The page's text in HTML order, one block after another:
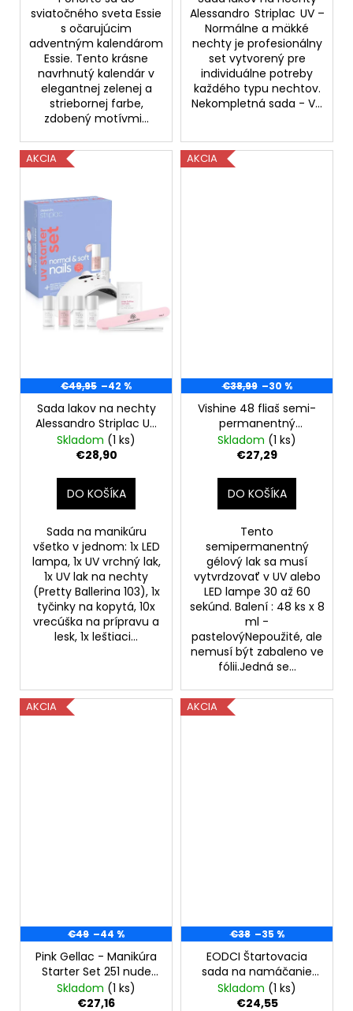
sviatočného sveta Essie
s očarujúcim
adventným kalendárom
Essie. Tento krásne
navrhnutý kalendár v
elegantnej zelenej a
striebornej farbe,
zdobený motívmi...
Alessandro Striplac UV –
Normálne a mäkké
nechty je profesionálny
set vytvorený pre
individuálne potreby
každého typu nechtov.
Nekompletná sada - V...
AKCIA
€49,95 –42 %
Sada lakov na nechty
Alessandro Striplac UV
– Normálne a mäkké
nechty (poškodená
Skladom (1 ks)
€28,90
DO KOŠÍKA
Sada na manikúru
všetko v jednom: 1x LED
lampa, 1x UV vrchný lak,
1x UV lak na nechty
(Pretty Ballerina 103), 1x
tyčinky na kopytá, 10x
vrecúška na prípravu a
lesk, 1x leštiaci...
AKCIA
€38,99 –30 %
Vishine 48 fliaš semi-
permanentný
pastelový UV gélový
lak na nechty 8 ml
Skladom (1 ks)
€27,29
DO KOŠÍKA
Tento
semipermanentný
gélový lak sa musí
vytvrdzovať v UV alebo
LED lampe 30 až 60
sekúnd. Balení : 48 ks x 8
ml -
pastelovýNepoužité, ale
nemusí být zabaleno ve
fólii.Jedná se...
AKCIA
€49 –44 %
Pink Gellac - Manikúra
Starter Set 251 nude
pink
Skladom (1 ks)
€27,16
AKCIA
€38 –35 %
EODCI Štartovacia
sada na namáčanie
nechtov, 30 farieb-
birth day
Skladom (1 ks)
€24,55